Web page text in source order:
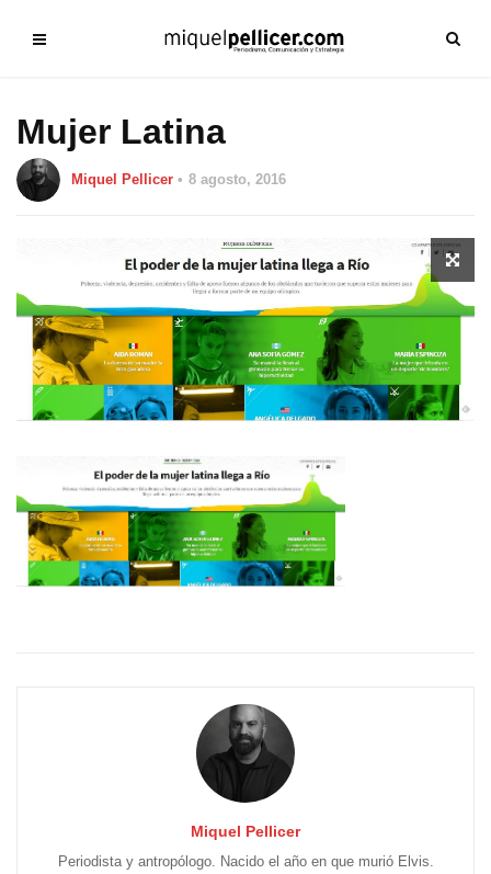
Mujer Latina
Miquel Pellicer 8 agosto, 2016
Miquel Pellicer
Periodista y antropólogo. Nacido el año en que murió Elvis.